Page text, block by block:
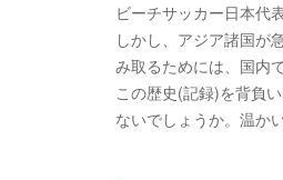
ビーチサッカー日本代
しかし、アジア諸国が
み取るためには、国内
この歴史(記録)を背負
ないでしょうか。温か